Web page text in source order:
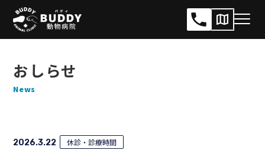
サ
イメ
ニ
おしらせ
News
2026.3.22 休診・診療時間